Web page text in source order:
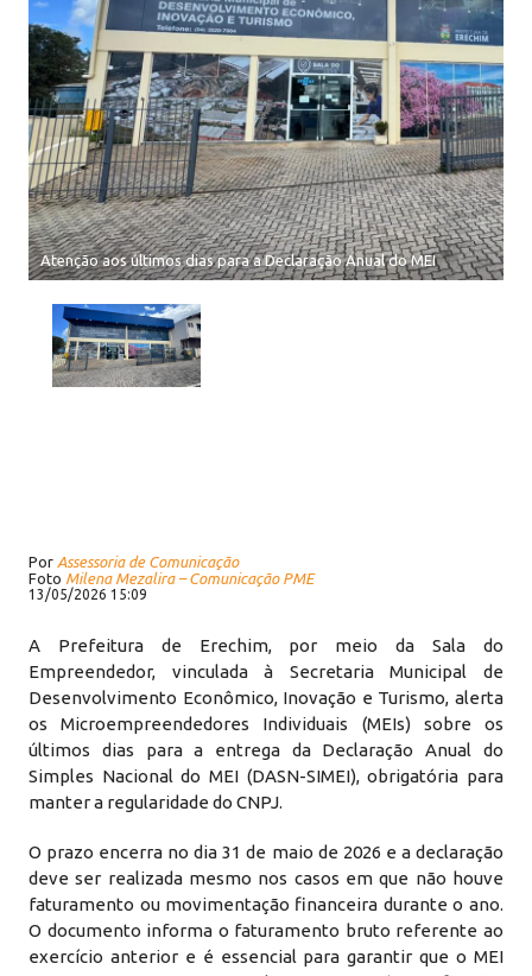
Atenção aos últimos dias para a Declaração Anual do MEI
Por Assessoria de Comunicação
Foto Milena Mezalira – Comunicação PME
13/05/2026 15:09
A Prefeitura de Erechim, por meio da Sala do
Empreendedor, vinculada à Secretaria Municipal de
Desenvolvimento Econômico, Inovação e Turismo, alerta
os Microempreendedores Individuais (MEIs) sobre os
últimos dias para a entrega da Declaração Anual do
Simples Nacional do MEI (DASN-SIMEI), obrigatória para
manter a regularidade do CNPJ.
O prazo encerra no dia 31 de maio de 2026 e a declaração
deve ser realizada mesmo nos casos em que não houve
faturamento ou movimentação financeira durante o ano.
O documento informa o faturamento bruto referente ao
exercício anterior e é essencial para garantir que o MEI